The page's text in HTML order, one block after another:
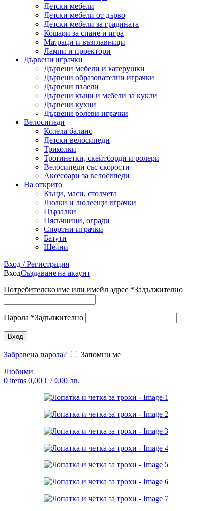
Детски мебели
Детски мебели от дърво
Детски мебели за градината
Кошари за спане и игра
Матраци и възглавници
Лампи и проектори
Дървени играчки
Дървени мебели и катерушки
Дървени образователни играчки
Дървени пъзели
Дървени къщи и мебели за кукли
Дървени кухни
Дървени ролеви играчки
Велосипеди
Колела баланс
Детски велосипеди
Триколки
Тротинетки, скейтборди и ролери
Велосипеди със скорости
Аксесоари за велосипеди
На открито
Къщи, маси, столчета
Люлки и люлеещи играчки
Пързалки
Пясъчници, огради
Спортни играчки
Батути
Шейни
Вход / Регистрация
ВходСъздаване на акаунт
Потребителско име или имейл адрес *Задължително
Парола *Задължително
Вход
Забравена парола?
Запомни ме
Любими
0 items 0,00 € / 0,00 лв.